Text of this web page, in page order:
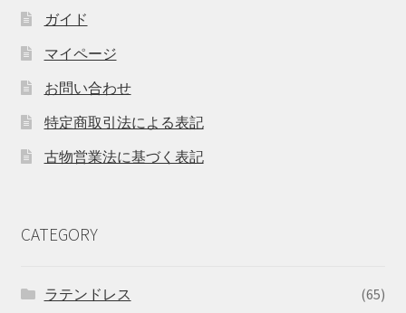
ガイド
マイページ
お問い合わせ
特定商取引法による表記
古物営業法に基づく表記
CATEGORY
ラテンドレス
(65)